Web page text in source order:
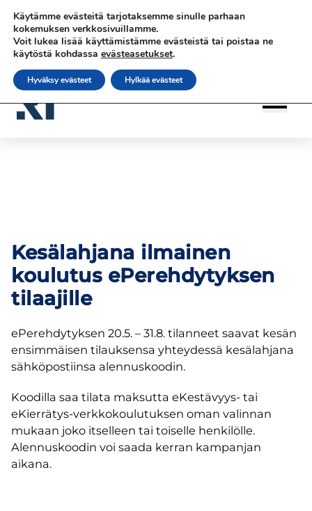
sisältöön
Ota yhteyttä | Tilaa uutiskirje
RATEKO Akatemia | Suomi
Kesälahjana ilmainen
koulutus ePerehdytyksen
tilaajille
ePerehdytyksen 20.5. – 31.8. tilanneet saavat kesän
ensimmäisen tilauksensa yhteydessä kesälahjana
sähköpostiinsa alennuskoodin.
Koodilla saa tilata maksutta eKestävyys- tai
eKierrätys-verkkokoulutuksen oman valinnan
mukaan joko itselleen tai toiselle henkilölle.
Alennuskoodin voi saada kerran kampanjan
aikana.
Käytämme evästeitä tarjotaksemme sinulle parhaan
kokemuksen verkkosivuillamme.
Voit lukea lisää käyttämistämme evästeistä tai poistaa ne
käytöstä kohdassa evästeasetukset.
Hyväksy evästeet Hylkää evästeet